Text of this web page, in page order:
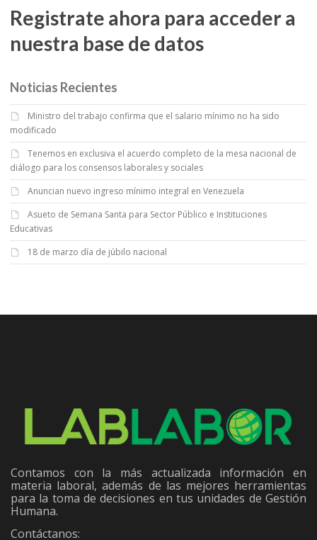
Registrate ahora para acceder a
nuestra base de datos
Noticias Recientes
Ministro del trabajo confirma que el salario mínimo no ha sido
modificado
Tenemos en exclusiva el acuerdo completo de la mesa nacional de
diálogo para los consensos laborales y sociales
Anuncian nuevo ingreso mínimo integral en Venezuela
Asueto de Semana Santa para Sector Público e Instituciones
Educativas
18 de marzo día de júbilo nacional
Contamos con la más actualizada información en
materia laboral, además de las mejores herramientas
para la toma de decisiones en tus unidades de Gestión
Humana.
Contáctanos: